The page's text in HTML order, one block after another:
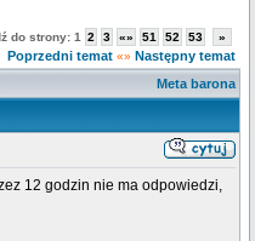
do strony: 1 2 3 «» 51 52 53 »
Poprzedni temat «» Następny temat
Meta barona
12 godzin nie ma odpowiedzi,